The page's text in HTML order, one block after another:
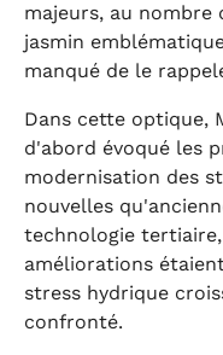
majeurs, au
jasmin
manqué de le
Dans cette optique,
d'abord évoqué les
modernisation des
nouvelles
technologie
améliorations
stress hydrique
confronté.